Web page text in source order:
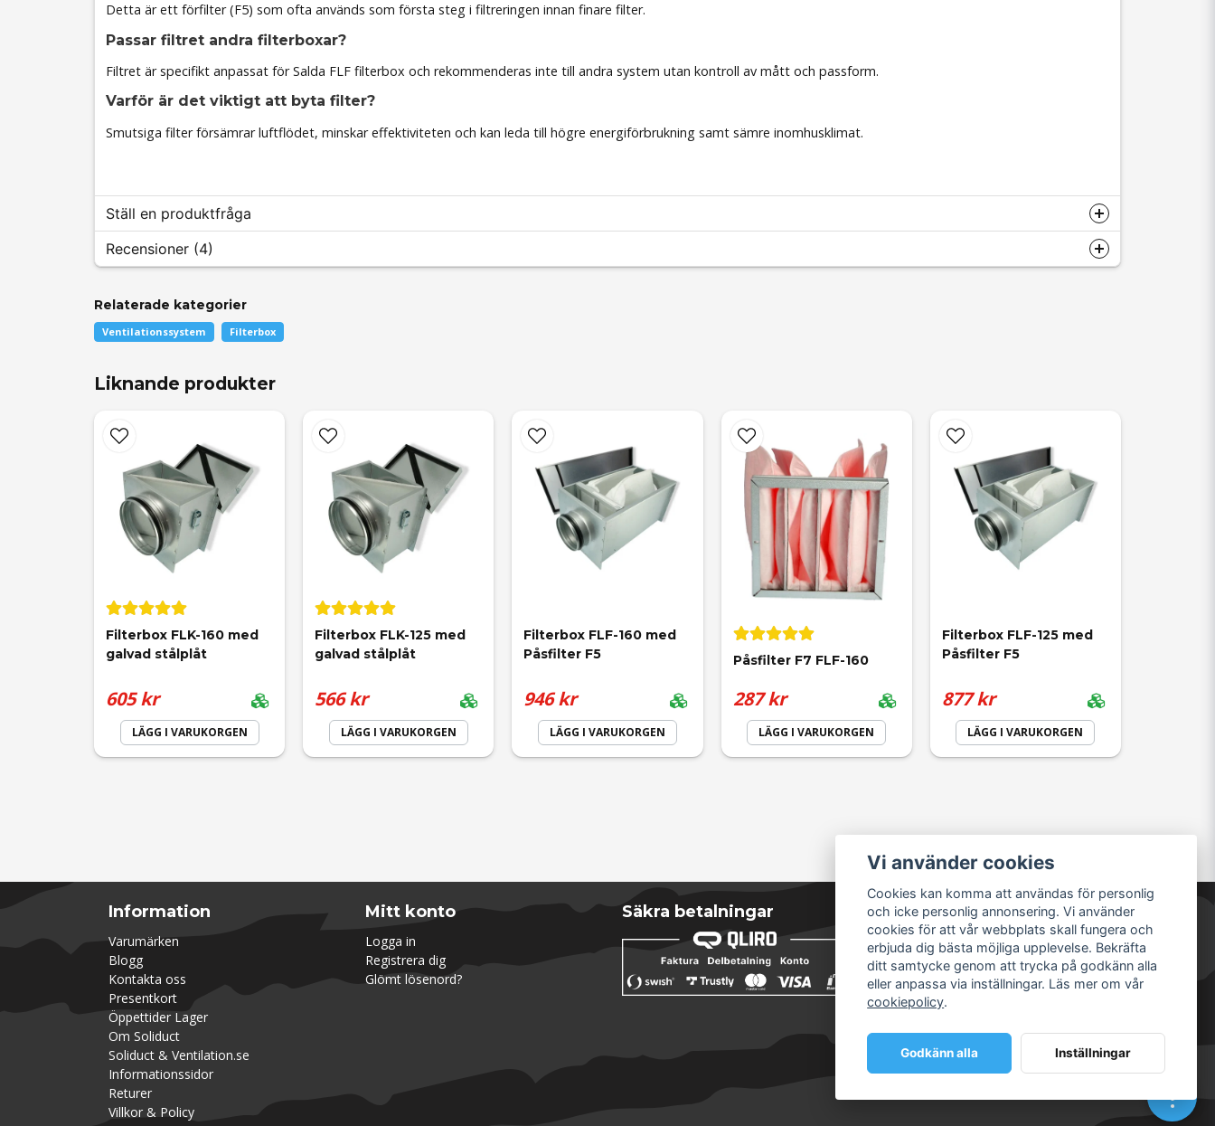
Detta är ett förfilter (F5) som ofta används som första steg i filtreringen innan finare filter.
Passar filtret andra filterboxar?
Filtret är specifikt anpassat för Salda FLF filterbox och rekommenderas inte till andra system utan kontroll av mått och passform.
Varför är det viktigt att byta filter?
Smutsiga filter försämrar luftflödet, minskar effektiviteten och kan leda till högre energiförbrukning samt sämre inomhusklimat.
Ställ en produktfråga
Ja, ni får publicera min fråga
Skicka fråga
Recensioner (4)
Anonym
Anders
för 2 år sedan
Anonym
för 2 år sedan
Roland
Relaterade kategorier
Ventilationssystem Filterbox
Liknande produkter
Filterbox FLK-160 med
galvad stålplåt
605 kr
LÄGG I VARUKORGEN
Filterbox FLK-125 med
galvad stålplåt
566 kr
LÄGG I VARUKORGEN
Filterbox FLF-160 med
Påsfilter F5
946 kr
LÄGG I VARUKORGEN
Påsfilter F7 FLF-160
287 kr
LÄGG I VARUKORGEN
Filterbox FLF-125 med
Påsfilter F5
877 kr
LÄGG I VARUKORGEN
Information
Varumärken
Blogg
Kontakta oss
Presentkort
Öppettider Lager
Om Soliduct
Soliduct & Ventilation.se
Informationssidor
Returer
Villkor & Policy
Mitt konto
Logga in
Registrera dig
Glömt lösenord?
Säkra betalningar
Vi använder cookies
Cookies kan komma att användas för personlig
och icke personlig annonsering. Vi använder
cookies för att vår webbplats skall fungera och
erbjuda dig bästa möjliga upplevelse. Bekräfta
ditt samtycke genom att trycka på godkänn alla
eller anpassa via inställningar. Läs mer om vår
cookiepolicy.
Godkänn alla Inställningar